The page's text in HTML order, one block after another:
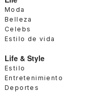
Moda
Belleza
Celebs
Estilo de vida
Life & Style
Estilo
Entretenimiento
Deportes